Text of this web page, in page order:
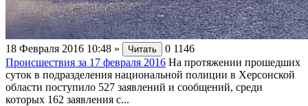
18 Февраля 2016 10:48 » Читать 0 1146
Происшествия за 17 февраля 2016 На протяжении прошедших
суток в подразделения национальной полиции в Херсонской
области поступило 527 заявлений и сообщений, среди
которых 162 заявления с...